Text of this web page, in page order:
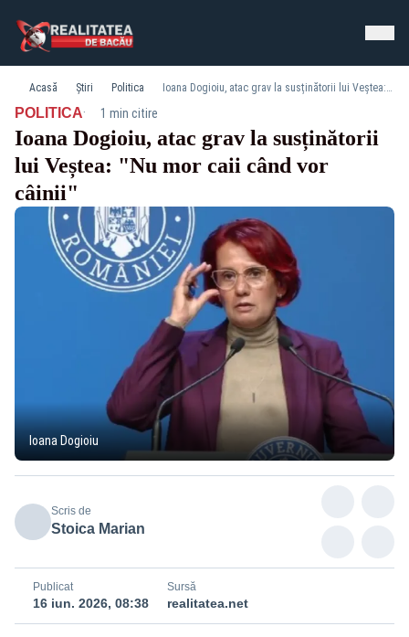
Acasă Știri Politica Ioana Dogioiu, atac grav la susținătorii lui Veștea: "Nu mor caii când vor câinii"
POLITICA· 1 min citire
Ioana Dogioiu, atac grav la susținătorii
lui Veștea: "Nu mor caii când vor
câinii"
Ioana Dogioiu
Scris de
Stoica Marian
Publicat
16 iun. 2026, 08:38
Sursă
realitatea.net